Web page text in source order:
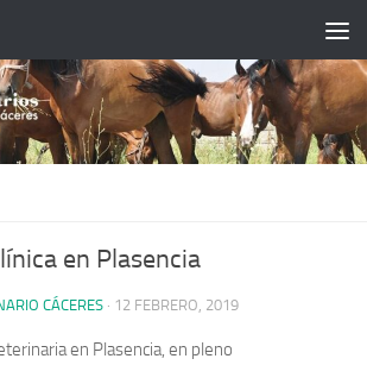
en Plasencia
CÁCERES · 12 FEBRERO, 2019
en Plasencia, en pleno